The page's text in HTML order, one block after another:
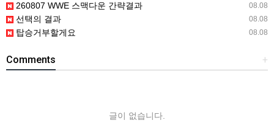
08.08
260807 WWE 스맥다운 간략결과
08.08
선택의 결과
08.08
탑승거부할게요
+
Comments
글이 없습니다.